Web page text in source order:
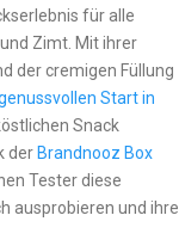
für alle
Zimt. Mit ihrer
der cremigen Füllung
Start in
Snack
derBrandnooz Box
Tester diese
ausprobieren und ihre